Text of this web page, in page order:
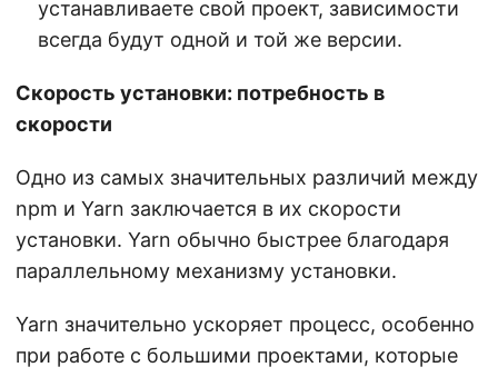
устанавливаете свой проект, зависимости
всегда будут одной и той же версии.
Скорость установки: потребность в
скорости
Одно из самых значительных различий между
npm и Yarn заключается в их скорости
установки. Yarn обычно быстрее благодаря
параллельному механизму установки.
Yarn значительно ускоряет процесс, особенно
при работе с большими проектами, которые